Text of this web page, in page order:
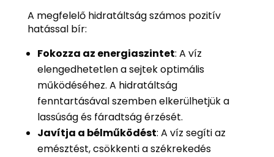
A megfelelő hidratáltság számos pozitív
hatással bír:
Fokozza az energiaszintet: A víz
elengedhetetlen a sejtek optimális
működéséhez. A hidratáltság
fenntartásával szemben elkerülhetjük a
lassúság és fáradtság érzését.
Javítja a bélműködést: A víz segíti az
emésztést, csökkenti a székrekedés